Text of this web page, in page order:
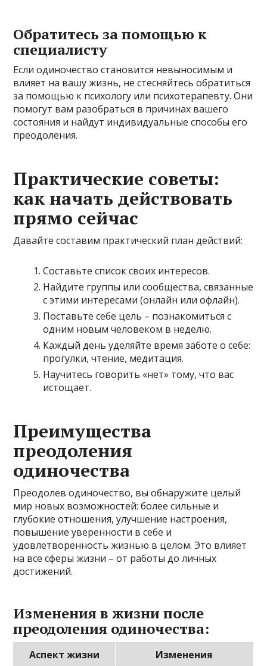
Обратитесь за помощью к
специалисту
Если одиночество становится невыносимым и
влияет на вашу жизнь, не стесняйтесь обратиться
за помощью к психологу или психотерапевту. Они
помогут вам разобраться в причинах вашего
состояния и найдут индивидуальные способы его
преодоления.
Практические советы:
как начать действовать
прямо сейчас
Давайте составим практический план действий:
Составьте список своих интересов.
Найдите группы или сообщества, связанные
с этими интересами (онлайн или офлайн).
Поставьте себе цель – познакомиться с
одним новым человеком в неделю.
Каждый день уделяйте время заботе о себе:
прогулки, чтение, медитация.
Научитесь говорить «нет» тому, что вас
истощает.
Преимущества
преодоления
одиночества
Преодолев одиночество, вы обнаружите целый
мир новых возможностей: более сильные и
глубокие отношения, улучшение настроения,
повышение уверенности в себе и
удовлетворенность жизнью в целом. Это влияет
на все сферы жизни – от работы до личных
достижений.
Изменения в жизни после
преодоления одиночества:
Аспект жизни
Изменения